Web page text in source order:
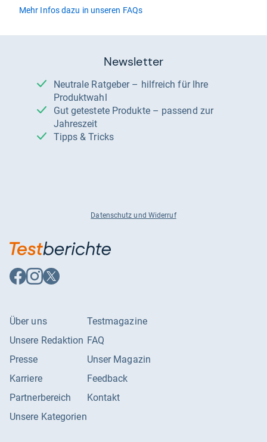
Mehr Infos dazu in unseren FAQs
Newsletter
Neutrale Ratgeber – hilfreich für Ihre
Produktwahl
Gut getestete Produkte – passend zur
Jahreszeit
Tipps & Tricks
Datenschutz und Widerruf
Auf
Facebook
Auf
Instagram
Auf
X
Über uns
Unsere Redaktion
Presse
Karriere
Partnerbereich
Unsere Kategorien
Testmagazine
FAQ
Unser Magazin
Feedback
Kontakt